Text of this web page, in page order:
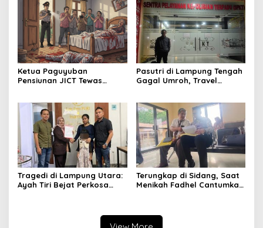
Ketua Paguyuban
Pensiunan JICT Tewas
Dugaan Perampokan
Pasutri di Lampung Tengah
Gagal Umroh, Travel
Polda Lampung
Tragedi di Lampung Utara:
Ayah Tiri Bejat Perkosa
Terungkap di Sidang, Saat
Menikah Fadhel Cantumkan